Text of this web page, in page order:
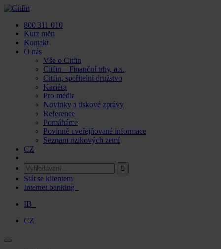
Skip
content800 311 010
Kurz měn
Kontakt
O nás
Vše o Citfin
Citfin – Finanční trhy, a.s.
Citfin, spořitelní družstvo
Kariéra
Pro média
Novinky a tiskové zprávy
Reference
Pomáháme
Povinně uveřejňované informace
Seznam rizikových zemí
CZ
Stát se klientem
Internet banking
IB
CZ